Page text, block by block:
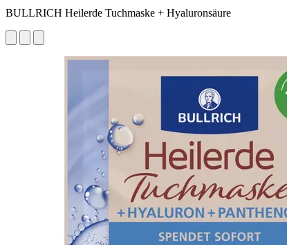
BULLRICH Heilerde Tuchmaske + Hyaluronsäure